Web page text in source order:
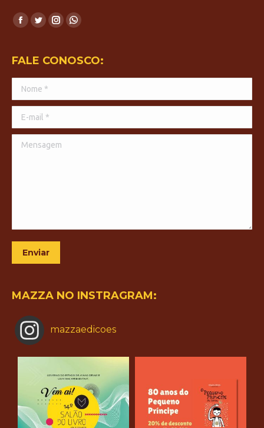
Encontre-nos em:
Facebook
opens
new
window
Twitter
opens
new
window
Instagram
opens
window
Whatsapp
opens
window
FALE CONOSCO:
Nome *
E-mail *
Mensagem
Enviar
MAZZA NO INSTRAGRAM:
mazzaedicoes